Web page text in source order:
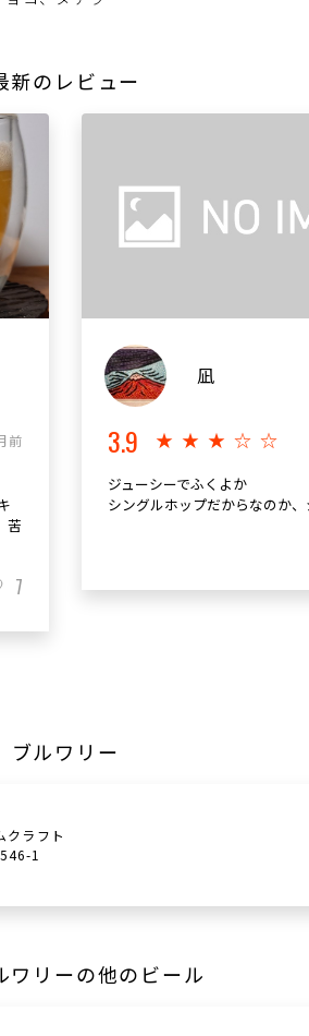
新のレビュー
前
苦
7
凪
3.9 ★★★☆☆
ジューシーでふくよか
シングルホップだからなのか
ブルワリー
クラフト
1
ワリーの他のビール